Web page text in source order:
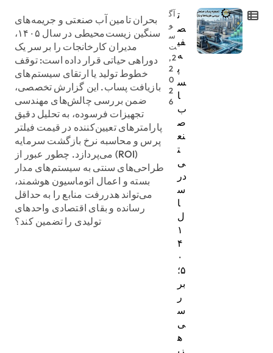
ت
ص
فی
ه
پ
س
ا
ب
ص
نع
ت
ی
در
س
ا
ل
۱
۴
۰
۵؛
بر
ر
س
ی
ه
زی
آگ
و
س
ت
2,
2
0
2
6
بحران تامین آب صنعتی و جریمه‌های
سنگین زیست‌محیطی در سال ۱۴۰۵،
مدیران کارخانجات را بر سر یک
دوراهی حیاتی قرار داده است: توقف
خطوط تولید یا ارتقای سیستم‌های
بازیافت پساب. این گزارش تخصصی،
ضمن بررسی چالش‌های مهندسی
تجهیزات فرسوده، به تحلیل دقیق
پارامترهای تعیین‌کننده در قیمت فیلتر
پرس و محاسبه نرخ بازگشت سرمایه
(ROI) می‌پردازد. چطور عبور از
طراحی‌های سنتی به سیستم‌های مدار
بسته و اعمال اتوماسیون هوشمند،
می‌تواند هدررفت منابع را به حداقل
رسانده و بقای اقتصادی واحدهای
تولیدی را تضمین کند؟